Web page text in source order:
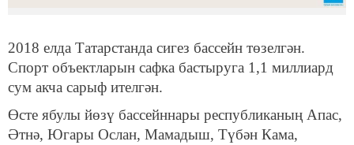
2018 елда Татарстанда сигез бассейн төзелгән.
Спорт объектларын сафка бастыруга 1,1 миллиард
сум акча сарыф ителгән.
Өсте ябулы йөзү бассейннары республиканың Апас,
Әтнә, Югары Ослан, Мамадыш, Түбән Кама,